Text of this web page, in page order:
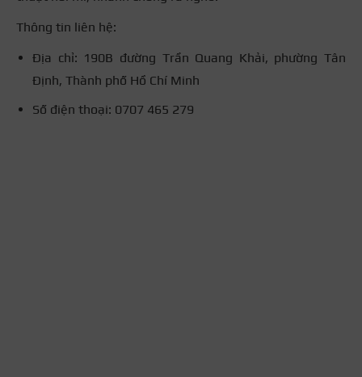
Thông tin liên hệ:
Địa chỉ: 190B đường Trần Quang Khải, phường Tân
Định, Thành phố Hồ Chí Minh
Số điện thoại: 0707 465 279